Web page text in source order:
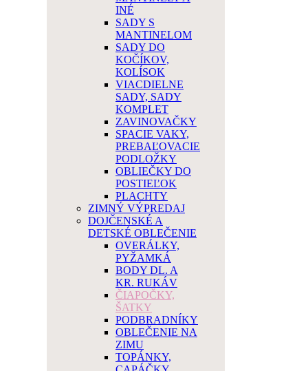
INÉ
SADY S
MANTINELOM
SADY DO
KOČÍKOV,
KOLÍSOK
VIACDIELNE
SADY, SADY
KOMPLET
ZAVINOVAČKY
SPACIE VAKY,
PREBAĽOVACIE
PODLOŽKY
OBLIEČKY DO
POSTIEĽOK
PLACHTY
ZIMNÝ VÝPREDAJ
DOJČENSKÉ A
DETSKÉ OBLEČENIE
OVERÁLKY,
PYŽAMKÁ
BODY DL. A
KR. RUKÁV
ČIAPOČKY,
ŠATKY
PODBRADNÍKY
OBLEČENIE NA
ZIMU
TOPÁNKY,